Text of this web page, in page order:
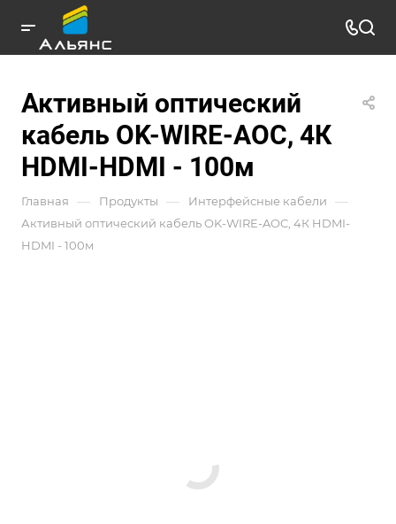
Активный оптический
кабель OK-WIRE-AOC, 4К
HDMI-HDMI - 100м
Главная — Продукты — Интерфейсные кабели —
Активный оптический кабель OK-WIRE-AOC, 4К HDMI-
HDMI - 100м